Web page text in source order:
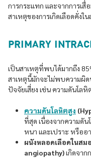
การกระแทก และจากการเสื่
สาเหตุของการเกิดเลือดคั่งใ
PRIMARY
เป็นสาเหตุที่พบได้มากถึง
สาเหตุนี้มักจะไม่พบความผิ
ปัจจัยเสี่ยง เช่น ความดันโล
ความดันโลหิตสูง
ที่สุด เนื่องจากความดั
หนา และเปราะ หรืออ
ผนังหลอดเลือดในสม
angiopathy)เกิดจาก